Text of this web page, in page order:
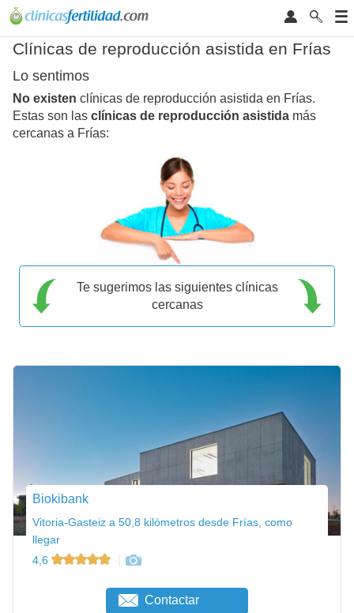
Clínicas de reproducción asistida en Frías
Lo sentimos
No existen clínicas de reproducción asistida en Frías.
Estas son las clínicas de reproducción asistida más
cercanas a Frías:
Te sugerimos las siguientes clínicas
cercanas
Biokibank
Vitoria-Gasteiz a 50,8 kilómetros desde Frías, como
llegar
4,6
Contactar